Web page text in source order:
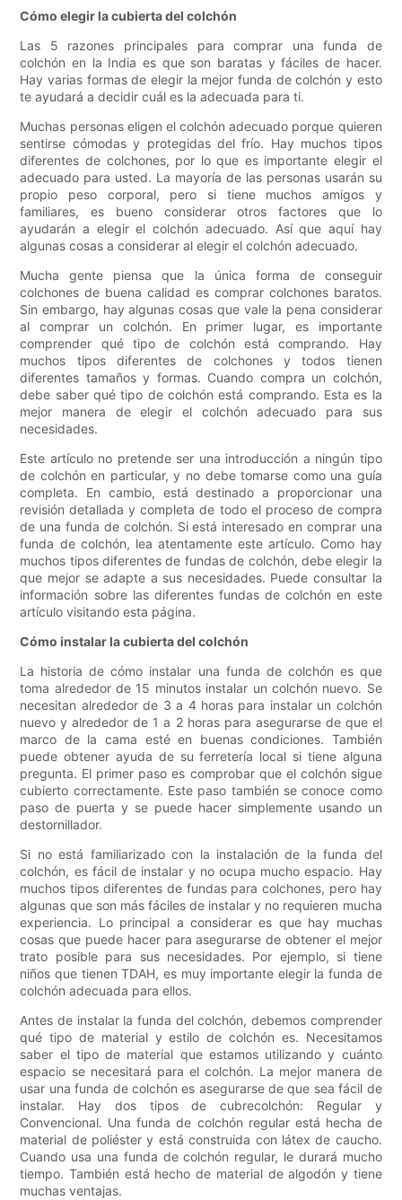
Cómo elegir la cubierta del colchón
Las 5 razones principales para comprar una funda de
colchón en la India es que son baratas y fáciles de hacer.
Hay varias formas de elegir la mejor funda de colchón y esto
te ayudará a decidir cuál es la adecuada para ti.
Muchas personas eligen el colchón adecuado porque quieren
sentirse cómodas y protegidas del frío. Hay muchos tipos
diferentes de colchones, por lo que es importante elegir el
adecuado para usted. La mayoría de las personas usarán su
propio peso corporal, pero si tiene muchos amigos y
familiares, es bueno considerar otros factores que lo
ayudarán a elegir el colchón adecuado. Así que aquí hay
algunas cosas a considerar al elegir el colchón adecuado.
Mucha gente piensa que la única forma de conseguir
colchones de buena calidad es comprar colchones baratos.
Sin embargo, hay algunas cosas que vale la pena considerar
al comprar un colchón. En primer lugar, es importante
comprender qué tipo de colchón está comprando. Hay
muchos tipos diferentes de colchones y todos tienen
diferentes tamaños y formas. Cuando compra un colchón,
debe saber qué tipo de colchón está comprando. Esta es la
mejor manera de elegir el colchón adecuado para sus
necesidades.
Este artículo no pretende ser una introducción a ningún tipo
de colchón en particular, y no debe tomarse como una guía
completa. En cambio, está destinado a proporcionar una
revisión detallada y completa de todo el proceso de compra
de una funda de colchón. Si está interesado en comprar una
funda de colchón, lea atentamente este artículo. Como hay
muchos tipos diferentes de fundas de colchón, debe elegir la
que mejor se adapte a sus necesidades. Puede consultar la
información sobre las diferentes fundas de colchón en este
artículo visitando esta página.
Cómo instalar la cubierta del colchón
La historia de cómo instalar una funda de colchón es que
toma alrededor de 15 minutos instalar un colchón nuevo. Se
necesitan alrededor de 3 a 4 horas para instalar un colchón
nuevo y alrededor de 1 a 2 horas para asegurarse de que el
marco de la cama esté en buenas condiciones. También
puede obtener ayuda de su ferretería local si tiene alguna
pregunta. El primer paso es comprobar que el colchón sigue
cubierto correctamente. Este paso también se conoce como
paso de puerta y se puede hacer simplemente usando un
destornillador.
Si no está familiarizado con la instalación de la funda del
colchón, es fácil de instalar y no ocupa mucho espacio. Hay
muchos tipos diferentes de fundas para colchones, pero hay
algunas que son más fáciles de instalar y no requieren mucha
experiencia. Lo principal a considerar es que hay muchas
cosas que puede hacer para asegurarse de obtener el mejor
trato posible para sus necesidades. Por ejemplo, si tiene
niños que tienen TDAH, es muy importante elegir la funda de
colchón adecuada para ellos.
Antes de instalar la funda del colchón, debemos comprender
qué tipo de material y estilo de colchón es. Necesitamos
saber el tipo de material que estamos utilizando y cuánto
espacio se necesitará para el colchón. La mejor manera de
usar una funda de colchón es asegurarse de que sea fácil de
instalar. Hay dos tipos de cubrecolchón: Regular y
Convencional. Una funda de colchón regular está hecha de
material de poliéster y está construida con látex de caucho.
Cuando usa una funda de colchón regular, le durará mucho
tiempo. También está hecho de material de algodón y tiene
muchas ventajas.